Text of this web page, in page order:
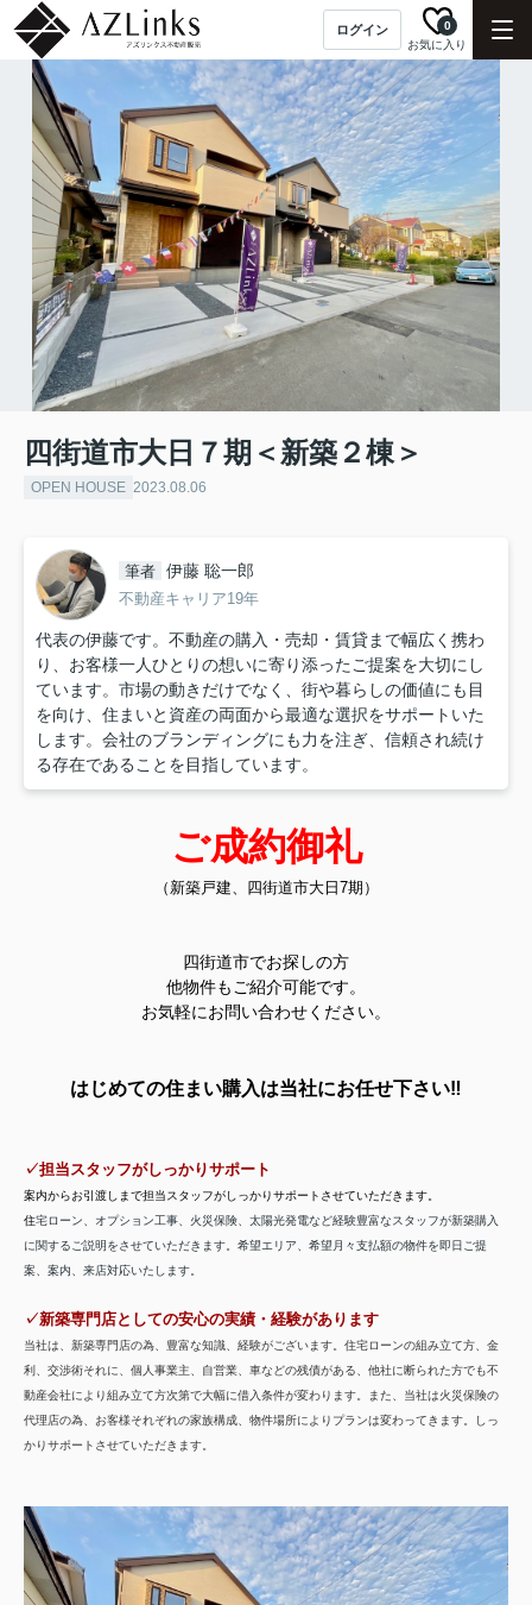
ログイン
お気に入り
0
四街道市大日７期＜新築２棟＞
OPEN HOUSE 2023.08.06
筆者 伊藤 聡一郎
不動産キャリア19年
代表の伊藤です。不動産の購入・売却・賃貸まで幅広く携わ
り、お客様一人ひとりの想いに寄り添ったご提案を大切にし
ています。市場の動きだけでなく、街や暮らしの価値にも目
を向け、住まいと資産の両面から最適な選択をサポートいた
します。会社のブランディングにも力を注ぎ、信頼され続け
る存在であることを目指しています。
ご成約御礼
（新築戸建、四街道市大日7期）
四街道市でお探しの方
他物件もご紹介可能です。
お気軽にお問い合わせください。
はじめての住まい購入は当社にお任せ下さい‼
✓担当スタッフがしっかりサポート
案内からお引渡しまで担当スタッフがしっかりサポートさせていただきます。
住宅ローン、オプション工事、火災保険、太陽光発電など経験豊富なスタッフが新築購入
に関するご説明をさせていただきます。希望エリア、希望月々支払額の物件を即日ご提
案、案内、来店対応いたします。
✓新築専門店としての安心の実績・経験があります
当社は、新築専門店の為、豊富な知識、経験がございます。住宅ローンの組み立て方、金
利、交渉術それに、 個人事業主、自営業、車などの残債がある、他社に断られた方でも不
動産会社により組み立て方次第で大幅に借入条件が変わります。また、当社は火災保険の
代理店の為、お客様それぞれの家族構成、物件場所によりプランは変わってきます。しっ
かりサポートさせていただきます。